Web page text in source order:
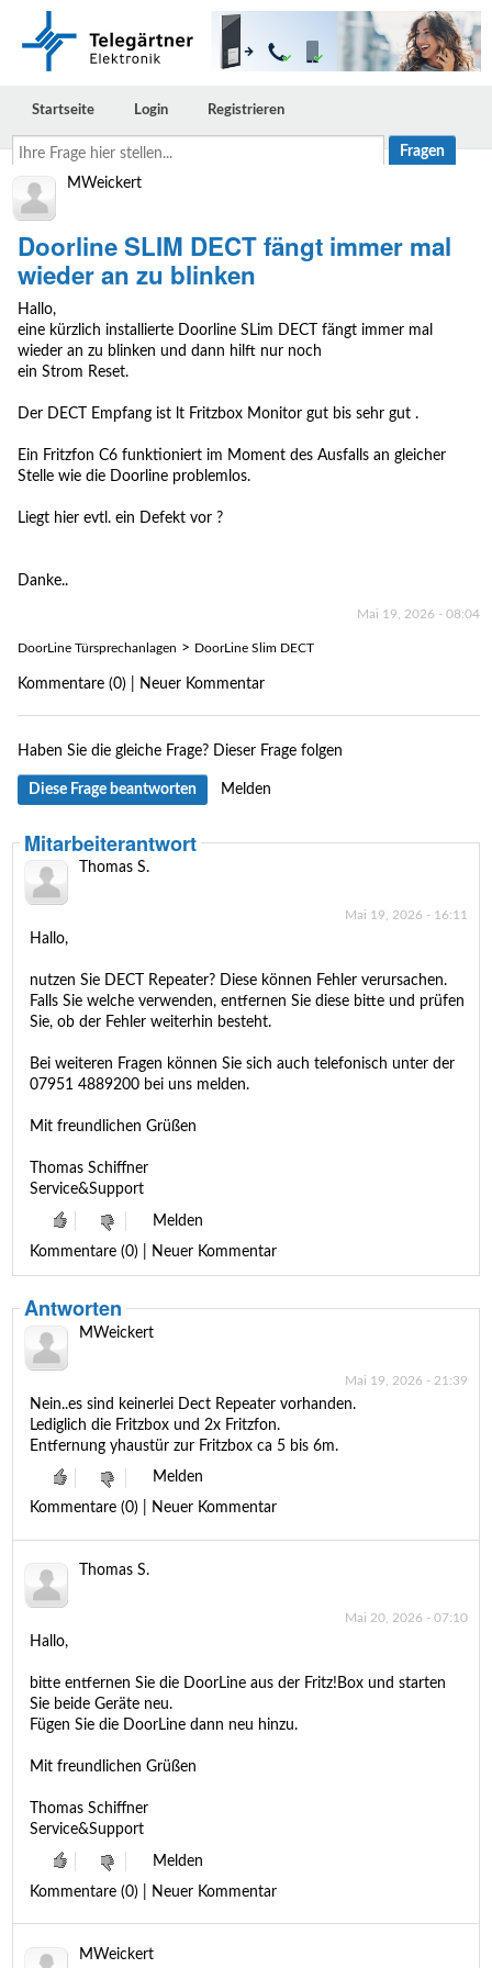
Ihre
Frage
stellen...
Startseite Login Registrieren
MWeickert
Doorline SLIM DECT fängt immer mal
wieder an zu blinken
Hallo,
eine kürzlich installierte Doorline SLim DECT fängt immer mal
wieder an zu blinken und dann hilft nur noch
ein Strom Reset.
Der DECT Empfang ist lt Fritzbox Monitor gut bis sehr gut .
Ein Fritzfon C6 funktioniert im Moment des Ausfalls an gleicher
Stelle wie die Doorline problemlos.
Liegt hier evtl. ein Defekt vor ?
Danke..
Mai 19, 2026 - 08:04
DoorLine Türsprechanlagen > DoorLine Slim DECT
Kommentare (0) | Neuer Kommentar
Haben Sie die gleiche Frage? Dieser Frage folgen
Diese Frage beantworten Melden
Mitarbeiterantwort
Thomas S.
Mai 19, 2026 - 16:11
Hallo,
nutzen Sie DECT Repeater? Diese können Fehler verursachen.
Falls Sie welche verwenden, entfernen Sie diese bitte und prüfen
Sie, ob der Fehler weiterhin besteht.
Bei weiteren Fragen können Sie sich auch telefonisch unter der
07951 4889200 bei uns melden.
Mit freundlichen Grüßen
Thomas Schiffner
Service&Support
Melden
Kommentare (0) | Neuer Kommentar
Antworten
MWeickert
Mai 19, 2026 - 21:39
Nein..es sind keinerlei Dect Repeater vorhanden.
Lediglich die Fritzbox und 2x Fritzfon.
Entfernung yhaustür zur Fritzbox ca 5 bis 6m.
Melden
Kommentare (0) | Neuer Kommentar
Thomas S.
Mai 20, 2026 - 07:10
Hallo,
bitte entfernen Sie die DoorLine aus der Fritz!Box und starten
Sie beide Geräte neu.
Fügen Sie die DoorLine dann neu hinzu.
Mit freundlichen Grüßen
Thomas Schiffner
Service&Support
Melden
Kommentare (0) | Neuer Kommentar
MWeickert